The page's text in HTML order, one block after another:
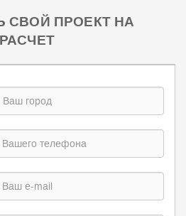
СВОЙ ПРОЕКТ НА
РАСЧЕТ